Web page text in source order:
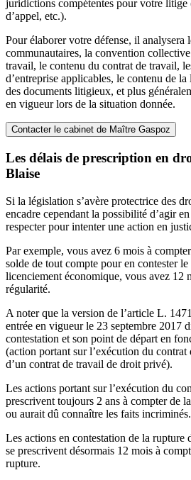
juridictions compétentes pour votre
d’appel, etc.).
Pour élaborer votre défense, il analysera
communautaires, la convention
travail, le contenu du contrat de travail,
d’entreprise applicables, le contenu de
des documents litigieux, et plus
en vigueur lors de la situation donnée.
Contacter le cabinet de Maître Gaspoz
Les délais de prescription en
Blaise
Si la législation s’avère protectrice des
encadre cependant la possibilité d’agir
respecter pour intenter une action en
Par exemple, vous avez 6 mois à
solde de tout compte pour en contester
licenciement économique, vous avez 12
régularité.
A noter que la version de l’article L.
entrée en vigueur le 23 septembre 2017
contestation et son point de départ en
(action portant sur l’exécution du
d’un contrat de travail de droit privé).
Les actions portant sur l’exécution du
prescrivent toujours 2 ans à compter de
ou aurait dû connaître les faits incriminés.
Les actions en contestation de la rupture
se prescrivent désormais 12 mois à
rupture.